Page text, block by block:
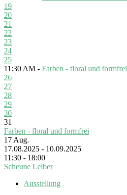
19
20
21
22
23
24
25
11:30 AM - Farben - floral und formfrei
26
27
28
29
30
31
Farben - floral und formfrei
17 Aug.
17.08.2025 - 10.09.2025
11:30 - 18:00
Scheune Leiber
Ausstellung